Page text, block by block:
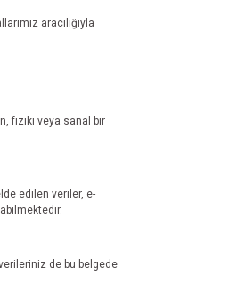
aracılığıyla
fiziki veya sanal bir
edilen veriler, e-
de bu belgede